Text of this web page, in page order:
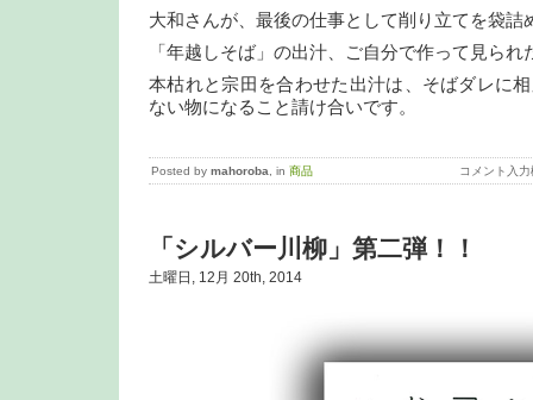
大和さんが、最後の仕事として削り立てを袋詰
「年越しそば」の出汁、ご自分で作って見られ
本枯れと宗田を合わせた出汁は、そばダレに
ない物になること請け合いです。
Posted by mahoroba , in 商品 コメント入力
「シルバー川柳」第二弾！！
土曜日, 12月 20th, 2014